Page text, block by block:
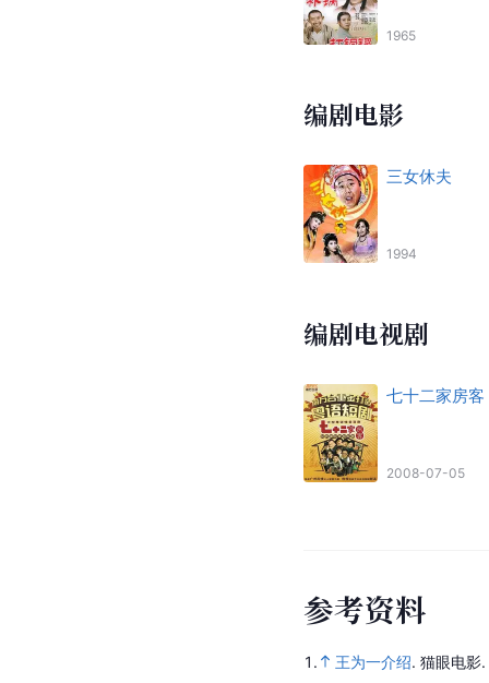
1965
编剧电影
三女休夫
1994
编剧电视剧
七十二家房客
2008-07-05
参考资料
1. 王为一介绍. 猫眼电影.